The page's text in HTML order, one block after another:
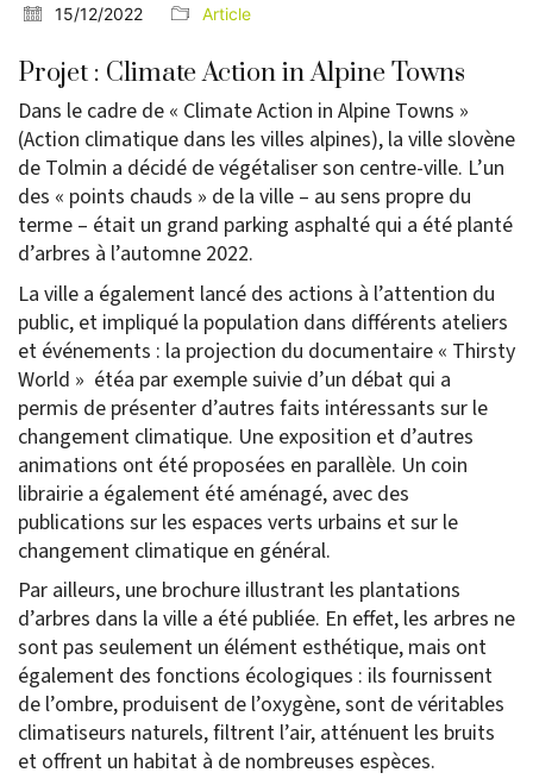
15/12/2022 Article
Projet : Climate Action in Alpine Towns
Dans le cadre de « Climate Action in Alpine Towns »
(Action climatique dans les villes alpines), la ville slovène
de Tolmin a décidé de végétaliser son centre-ville. L’un
des « points chauds » de la ville – au sens propre du
terme – était un grand parking asphalté qui a été planté
d’arbres à l’automne 2022.
La ville a également lancé des actions à l’attention du
public, et impliqué la population dans différents ateliers
et événements : la projection du documentaire « Thirsty
World » étéa par exemple suivie d’un débat qui a
permis de présenter d’autres faits intéressants sur le
changement climatique. Une exposition et d’autres
animations ont été proposées en parallèle. Un coin
librairie a également été aménagé, avec des
publications sur les espaces verts urbains et sur le
changement climatique en général.
Par ailleurs, une brochure illustrant les plantations
d’arbres dans la ville a été publiée. En effet, les arbres ne
sont pas seulement un élément esthétique, mais ont
également des fonctions écologiques : ils fournissent
de l’ombre, produisent de l’oxygène, sont de véritables
climatiseurs naturels, filtrent l’air, atténuent les bruits
et offrent un habitat à de nombreuses espèces.